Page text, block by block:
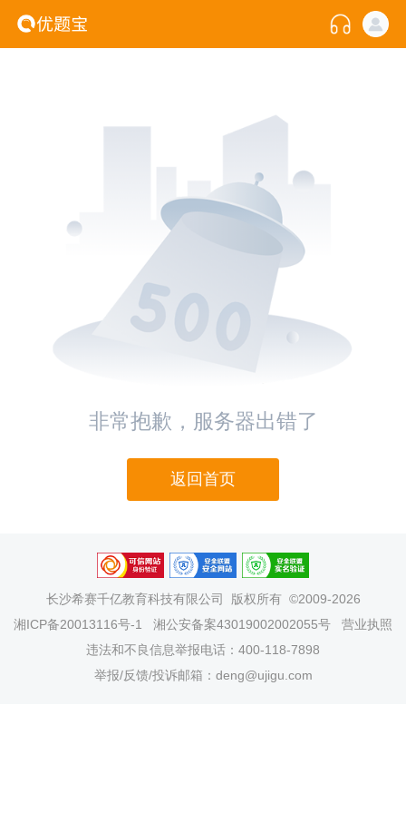
非常抱歉，服务器出错了
返回首页
长沙希赛千亿教育科技有限公司
版权所有 ©2009-2026
湘ICP备20013116号-1
湘公安备案43019002002055号
营业执照
违法和不良信息举报电话：400-118-7898
举报/反馈/投诉邮箱：deng@ujigu.com